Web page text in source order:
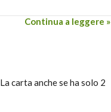
Continua a leggere »
carta anche se ha solo 2